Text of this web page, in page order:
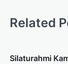
Related
Silaturahmi